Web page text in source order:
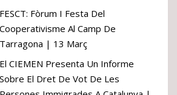
FESCT: Fòrum I Festa Del
Cooperativisme Al Camp De
Tarragona | 13 Març
El CIEMEN Presenta Un Informe
Sobre El Dret De Vot De Les